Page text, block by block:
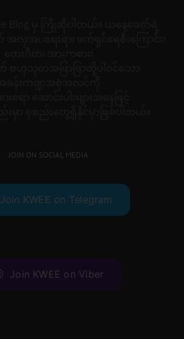
JOIN ON SOCIAL MEDIA
Join KWEE on Telegram
Join KWEE on Viber